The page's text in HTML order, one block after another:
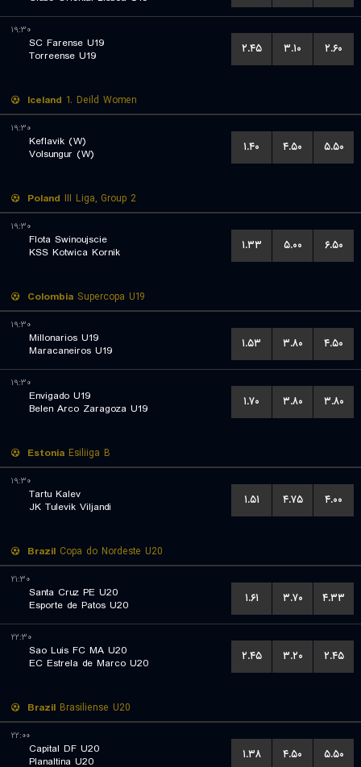
۱۹:۳۰
SC Farense U19
Torreense U19
۲.۴۵ ۳.۱۰ ۲.۶۰
Iceland 1. Deild Women
۱۹:۳۰
Keflavik (W)
Volsungur (W)
۱.۴۰ ۴.۵۰ ۵.۵۰
Poland III Liga, Group 2
۱۹:۳۰
Flota Swinoujscie
KSS Kotwica Kornik
۱.۳۳ ۵.۰۰ ۶.۵۰
Colombia Supercopa U19
۱۹:۳۰
Millonarios U19
Maracaneiros U19
۱.۵۳ ۳.۸۰ ۴.۵۰
۱۹:۳۰
Envigado U19
Belen Arco Zaragoza U19
۱.۷۰ ۳.۸۰ ۳.۸۰
Estonia Esiliiga B
۱۹:۳۰
Tartu Kalev
JK Tulevik Viljandi
۱.۵۱ ۴.۷۵ ۴.۰۰
Brazil Copa do Nordeste U20
۲۱:۳۰
Santa Cruz PE U20
Esporte de Patos U20
۱.۶۱ ۳.۷۰ ۴.۳۳
۲۲:۳۰
Sao Luis FC MA U20
EC Estrela de Marco U20
۲.۴۵ ۳.۲۰ ۲.۴۵
Brazil Brasiliense U20
۲۲:۰۰
Capital DF U20
Planaltina U20
۱.۳۸ ۴.۵۰ ۵.۵۰